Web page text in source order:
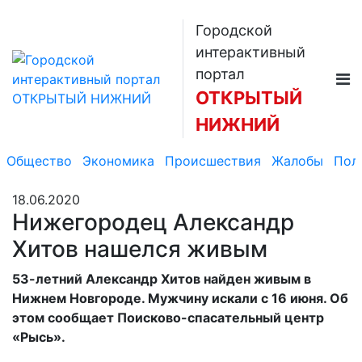
Городской
интерактивный
портал
ОТКРЫТЫЙ
НИЖНИЙ
Общество Экономика Происшествия Жалобы
18.06.2020
Нижегородец Александр
Хитов нашелся живым
53-летний Александр Хитов найден живым в
Нижнем Новгороде. Мужчину искали с 16 июня. Об
этом сообщает Поисково-спасательный центр
«Рысь».